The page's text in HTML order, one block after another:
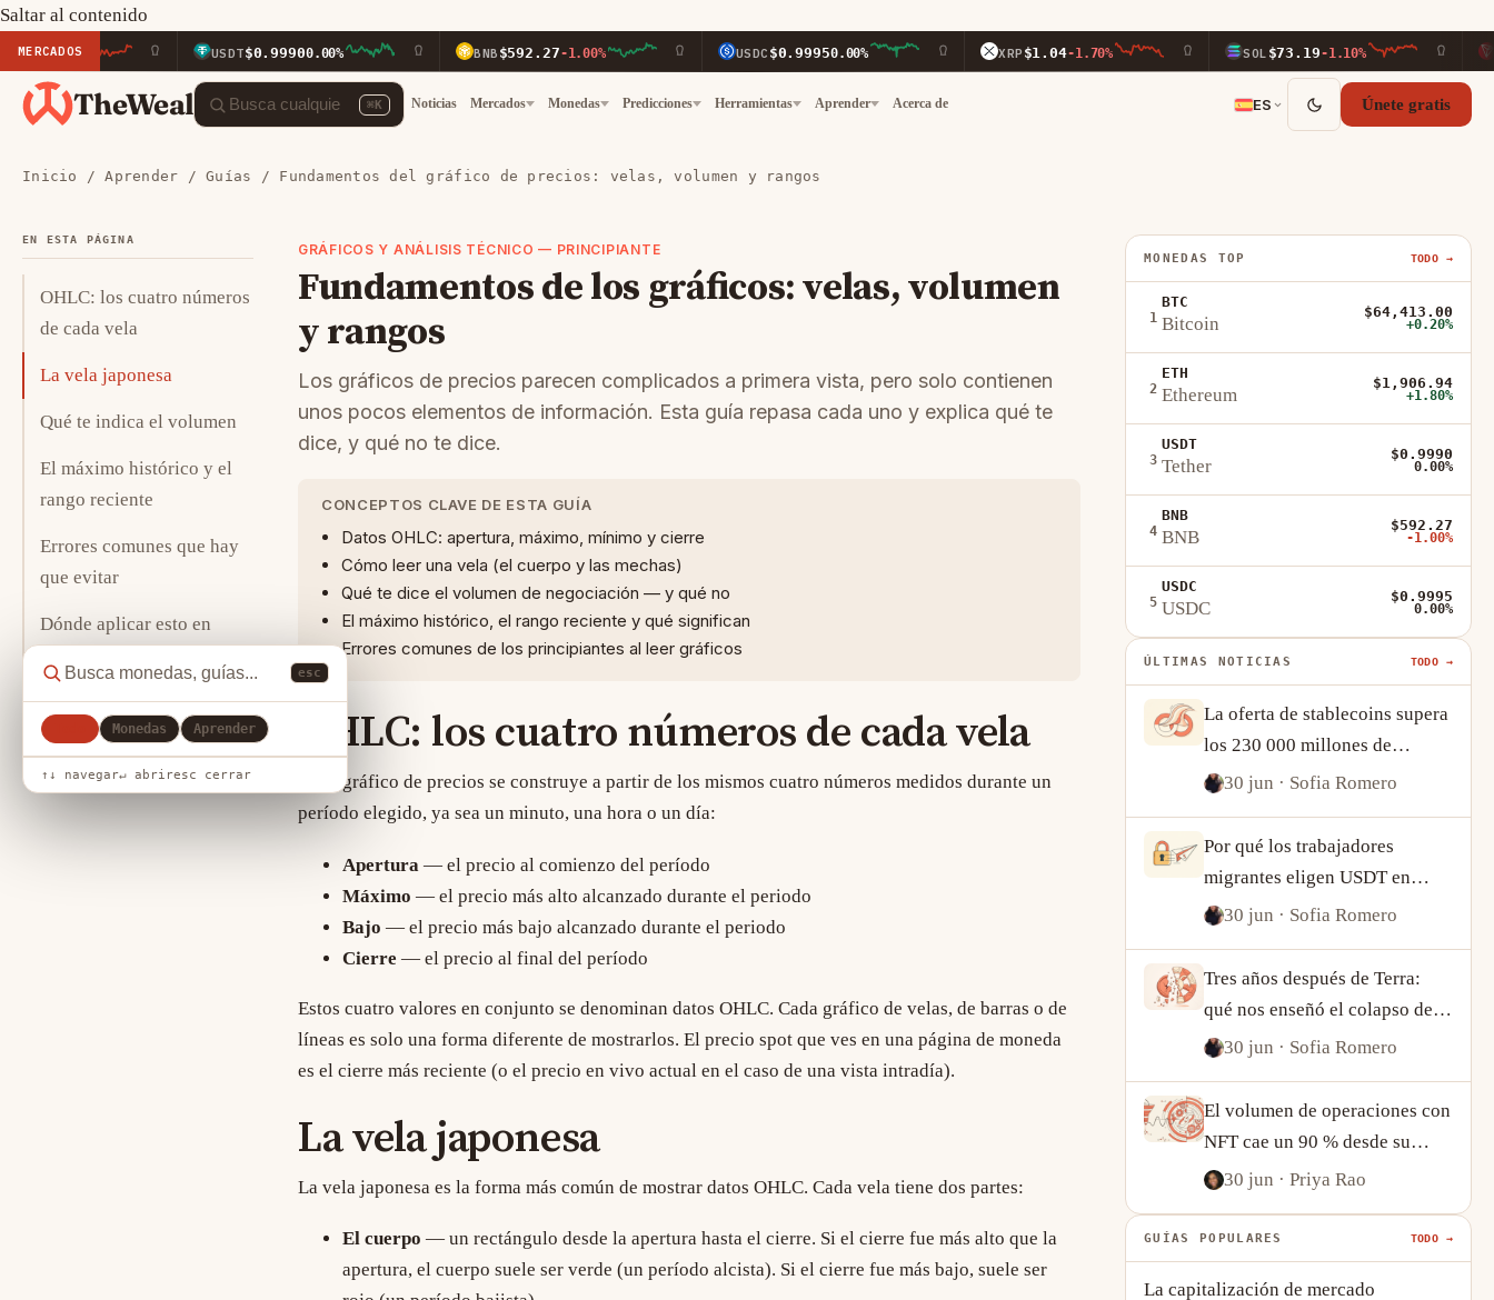
Saltar al contenido
MERCADOS USDT $0.99900.00% BNB $592.27-1.00% USDC $0.99950.00% XRP $1.04-1.70% SOL $73.19-1.10% TRX
TheWeal ⌘K Noticias Mercados Monedas Predicciones Herramientas Aprender Acerca de ES Únete gratis
esc
Monedas Aprender
↑↓ navegar↵ abriresc cerrar
Inicio /Aprender /Guías / Fundamentos del gráfico de precios: velas, volumen y rangos
EN ESTA PÁGINA
OHLC: los cuatro números
de cada vela
La vela japonesa
Qué te indica el volumen
El máximo histórico y el
rango reciente
Errores comunes que hay
que evitar
Dónde aplicar esto en
GRÁFICOS Y ANÁLISIS TÉCNICO — PRINCIPIANTE
Fundamentos de los gráficos: velas, volumen
y rangos
Los gráficos de precios parecen complicados a primera vista, pero solo contienen
unos pocos elementos de información. Esta guía repasa cada uno y explica qué te
dice, y qué no te dice.
CONCEPTOS CLAVE DE ESTA GUÍA
Datos OHLC: apertura, máximo, mínimo y cierre
Cómo leer una vela (el cuerpo y las mechas)
Qué te dice el volumen de negociación — y qué no
El máximo histórico, el rango reciente y qué significan
Errores comunes de los principiantes al leer gráficos
OHLC: los cuatro números de cada vela
Cada gráfico de precios se construye a partir de los mismos cuatro números medidos durante un
período elegido, ya sea un minuto, una hora o un día:
Apertura — el precio al comienzo del período
Máximo — el precio más alto alcanzado durante el periodo
Bajo — el precio más bajo alcanzado durante el periodo
Cierre — el precio al final del período
Estos cuatro valores en conjunto se denominan datos OHLC. Cada gráfico de velas, de barras o de
líneas es solo una forma diferente de mostrarlos. El precio spot que ves en una página de moneda
es el cierre más reciente (o el precio en vivo actual en el caso de una vista intradía).
La vela japonesa
La vela japonesa es la forma más común de mostrar datos OHLC. Cada vela tiene dos partes:
El cuerpo — un rectángulo desde la apertura hasta el cierre. Si el cierre fue más alto que la
apertura, el cuerpo suele ser verde (un período alcista). Si el cierre fue más bajo, suele ser
MONEDAS TOP TODO →
1
BTC
Bitcoin
$64,413.00
+0.20%
2
ETH
Ethereum
$1,906.94
+1.80%
3
USDT
Tether
$0.9990
0.00%
4
BNB
BNB
$592.27
-1.00%
5
USDC
USDC
$0.9995
0.00%
ÚLTIMAS NOTICIAS TODO →
La oferta de stablecoins supera
los 230 000 millones de
dólares: qué nos dice el
sobre la demanda cripto
30 jun · Sofia Romero
Por qué los trabajadores
migrantes eligen USDT en
lugar de Western Union
30 jun · Sofia Romero
Tres años después de Terra:
qué nos enseñó el colapso de
UST sobre las stablecoins
30 jun · Sofia Romero
El volumen de operaciones con
NFT cae un 90 % desde su
máximo, pero la actividad on-
compleja
30 jun · Priya Rao
GUÍAS POPULARES TODO →
La capitalización de mercado